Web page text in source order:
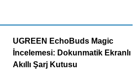
UGREEN EchoBuds Magic
İncelemesi: Dokunmatik Ekranlı
Akıllı Şarj Kutusu